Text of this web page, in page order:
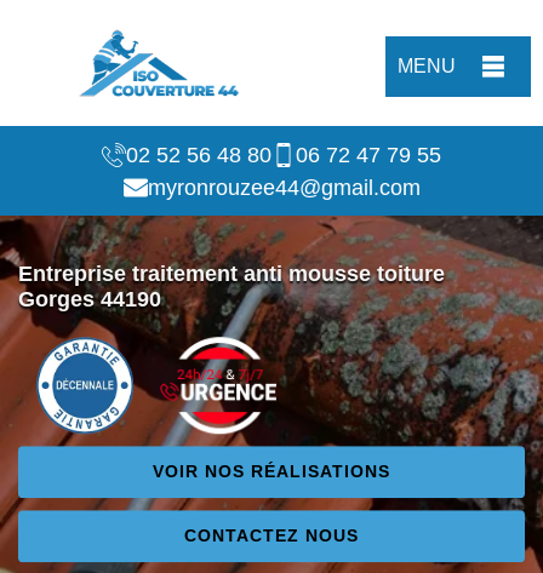
MENU
02 52 56 48 80
06 72 47 79 55
myronrouzee44@gmail.com
Entreprise traitement anti mousse toiture
Gorges 44190
VOIR NOS RÉALISATIONS
CONTACTEZ NOUS